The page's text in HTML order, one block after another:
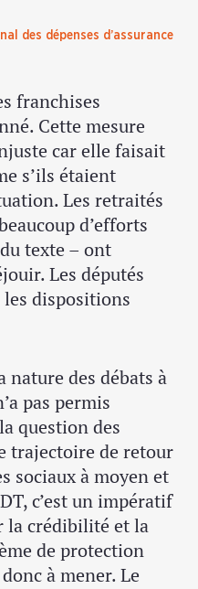
des dépenses d’assurance
franchises
Cette mesure
car elle faisait
s’ils étaient
Les retraités
d’efforts
texte – ont
Les députés
dispositions
nature des débats à
pas permis
question des
trajectoire de retour
sociaux à moyen et
c’est un impératif
la crédibilité et la
de protection
à mener. Le